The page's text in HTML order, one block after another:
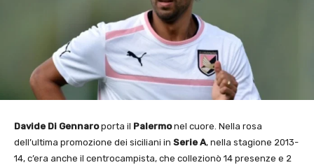
Davide Di Gennaroporta il Palermonel cuore. Nella rosa
dell’ultima promozione dei siciliani in Serie A, nella stagione 2013-
14, c’era anche il centrocampista, che collezionò 14 presenze e 2